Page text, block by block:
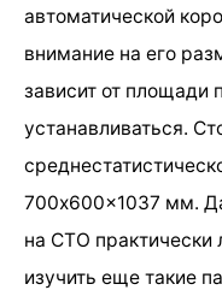
автоматической
внимание на его
зависит от площади
устанавливаться.
700x600x1037 мм.
на СТО
изучить еще такие